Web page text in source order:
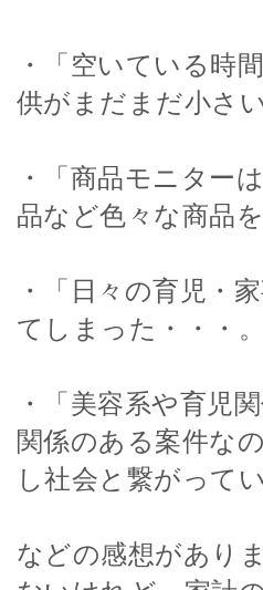
・「空いている時
供がまだまだ小さ
・「商品モニター
品など色々な商品
・「日々の育児・
てしまった・・・。
・「美容系や育児
関係のある案件な
し社会と繋がって
などの感想があり